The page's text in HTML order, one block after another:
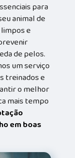
para
animal de
e
de pelos.
um serviço
treinados e
o melhor
mais tempo
em boas